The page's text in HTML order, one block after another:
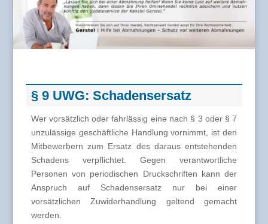
§ 9 UWG: Schadensersatz
Wer vorsätzlich oder fahrlässig eine nach § 3 oder § 7
unzulässige geschäftliche Handlung vornimmt, ist den
Mitbewerbern zum Ersatz des daraus entstehenden
Schadens verpflichtet. Gegen verantwortliche
Personen von periodischen Druckschriften kann der
Anspruch auf Schadensersatz nur bei einer
vorsätzlichen Zuwiderhandlung geltend gemacht
werden.